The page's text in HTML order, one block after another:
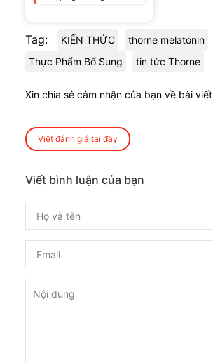
Tag: KIẾN THỨC thorne melatonin
Thực Phẩm Bổ Sung
tin tức Thorne
Xin chia sẻ cảm nhận của bạn về bài viết
Viết đánh giá tại đây
Viết bình luận của bạn